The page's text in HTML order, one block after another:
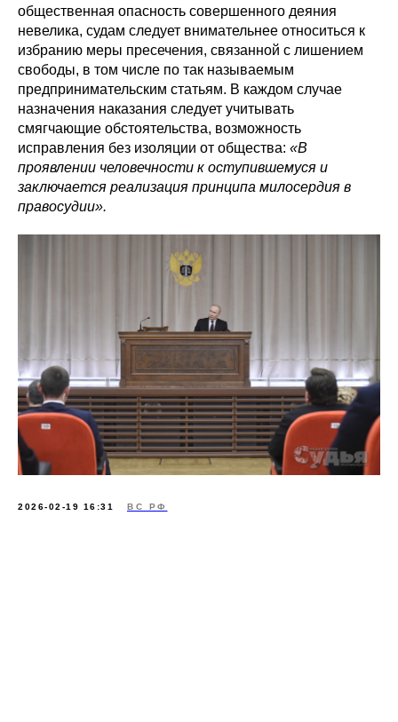
общественная опасность совершенного деяния
невелика, судам следует внимательнее относиться к
избранию меры пресечения, связанной с лишением
свободы, в том числе по так называемым
предпринимательским статьям. В каждом случае
назначения наказания следует учитывать
смягчающие обстоятельства, возможность
исправления без изоляции от общества: «В
проявлении человечности к оступившемуся и
заключается реализация принципа милосердия в
правосудии».
2026-02-19 16:31 ВС РФ